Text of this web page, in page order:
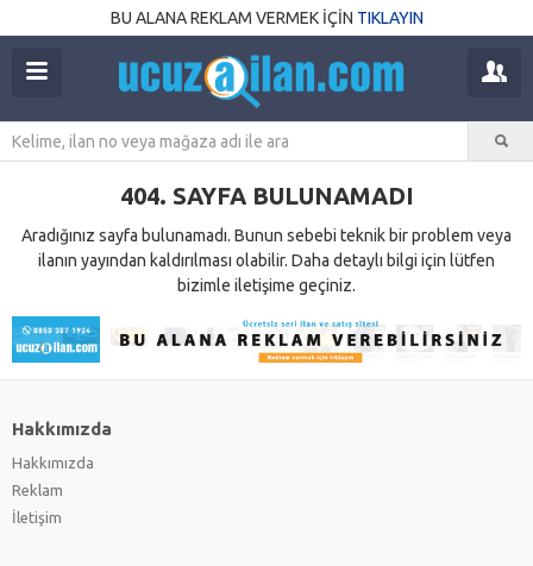
BU ALANA REKLAM VERMEK İÇİN TIKLAYIN
404. SAYFA BULUNAMADI
Aradığınız sayfa bulunamadı. Bunun sebebi teknik bir problem veya
ilanın yayından kaldırılması olabilir. Daha detaylı bilgi için lütfen
bizimle iletişime geçiniz.
Hakkımızda
Hakkımızda
Reklam
İletişim